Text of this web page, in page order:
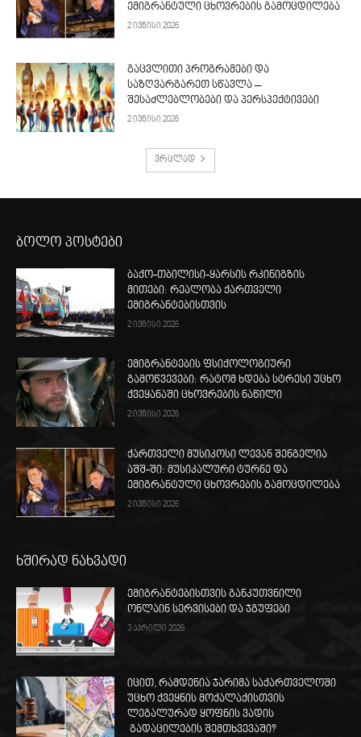
ემიგრანტული ცხოვრების გამოცდილება
2 ივნისი 2026
გაცვლითი პროგრამები და
საზღვარგარეთ სწავლა –
შესაძლებლობები და პერსპექტივები
2 ივნისი 2026
ვრცლად
ბოლო პოსტები
ბაქო-თბილისი-ყარსის რკინიგზის
მითები: რეალობა ქართველი
ემიგრანტებისთვის
2 ივნისი 2026
ემიგრანტების ფსიქოლოგიური
გამოწვევები: რატომ ხდება სტრესი უცხო
ქვეყანაში ცხოვრების ნაწილი
2 ივნისი 2026
ქართველი მუსიკოსი ლევან შენგელია
აშშ-ში: მუსიკალური ტურნე და
ემიგრანტული ცხოვრების გამოცდილება
2 ივნისი 2026
ხშირად ნახვადი
ემიგრანტებისთვის განკუთვნილი
ონლაინ სერვისები და ჯგუფები
3 აპრილი 2026
იცით, რამდენია ჯარიმა საქართველოში
უცხო ქვეყნის მოქალაქისთვის
ლეგალურად ყოფნის ვადის
გადაცილების შემთხვევაში?